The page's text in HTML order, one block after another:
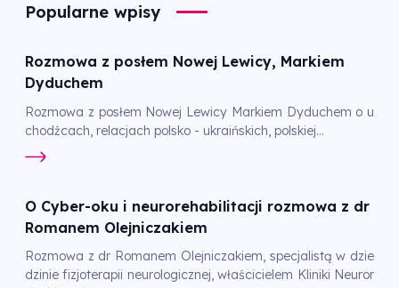
Popularne wpisy
Rozmowa z posłem Nowej Lewicy, Markiem
Dyduchem
Rozmowa z posłem Nowej Lewicy Markiem Dyduchem o u
chodźcach, relacjach polsko - ukraińskich, polskiej...
O Cyber-oku i neurorehabilitacji rozmowa z dr
Romanem Olejniczakiem
Rozmowa z dr Romanem Olejniczakiem, specjalistą w dzie
dzinie fizjoterapii neurologicznej, właścicielem Kliniki Neuror